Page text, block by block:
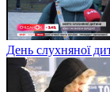
День слухняної